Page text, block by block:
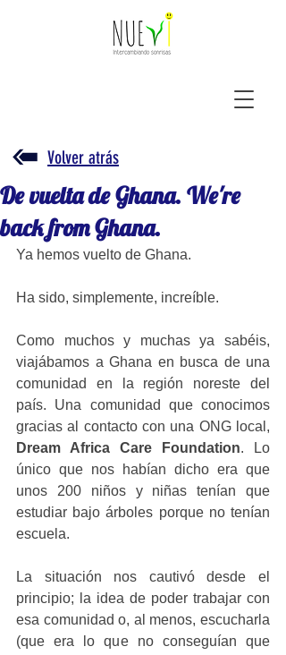
Volver atrás
De vuelta de Ghana. We're
back from Ghana.
Ya hemos vuelto de Ghana.
Ha sido, simplemente, increíble.
Como muchos y muchas ya sabéis,
viajábamos a Ghana en busca de una
comunidad en la región noreste del
país. Una comunidad que conocimos
Dream Africa Care Foundation. Lo
único que nos habían dicho era que
unos 200 niños y niñas tenían que
estudiar bajo árboles porque no tenían
escuela.
La situación nos cautivó desde el
principio; la idea de poder trabajar con
esa comunidad o, al menos, escucharla
(que era lo que no conseguían que